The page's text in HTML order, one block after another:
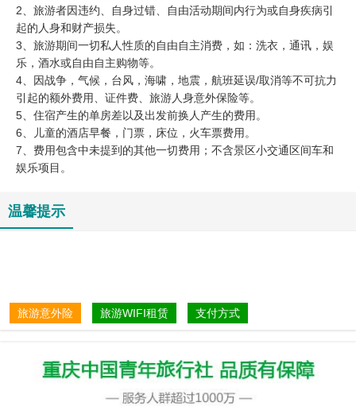
2、旅游者因违约、自身过错、自由活动期间内行为或自身疾病引
起的人身和财产损失。
3、旅游期间一切私人性质的自由自主消费，如：洗衣，通讯，娱
乐，酒水或自由自主购物等。
4、因战争，气候，台风，海啸，地震，航班延误/取消等不可抗力
引起的额外费用、证件费、旅游人身意外保险等。
5、住宿产生的单房差以及出发前换人产生的费用。
6、儿童的酒店早餐，门票，床位，火车票费用。
​7、费用包含中未提到的其他一切费用；不含景区小交通区间车和
娱乐项目。
温馨提示
旅游意外险 旅游WIFI租赁 支付方式